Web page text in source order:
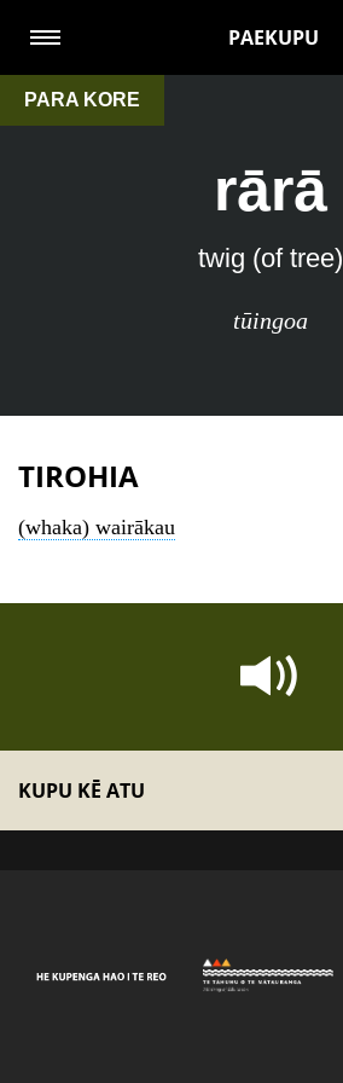
PAEKUPU
PARA KORE
rārā
twig (of tree)
tūingoa
TIROHIA
(whaka) wairākau
KUPU KĒ ATU